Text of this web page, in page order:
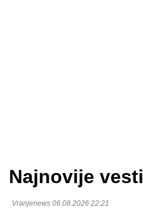
Najnovije vesti
Vranjenews 06.08.2026 22:21